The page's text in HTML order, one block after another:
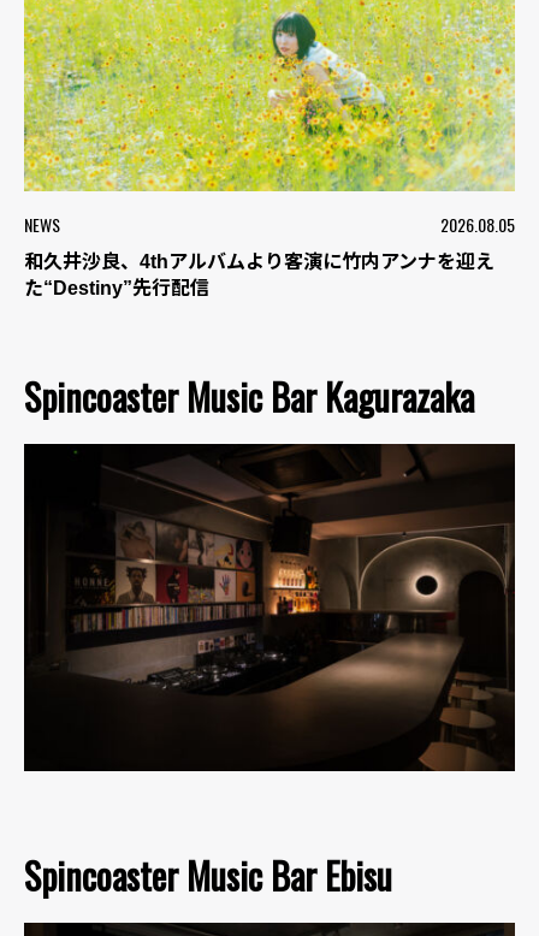
NEWS 2026.08.05
和久井沙良、4thアルバムより客演に竹内アンナを迎え
た“Destiny”先行配信
Spincoaster Music Bar Kagurazaka
Spincoaster Music Bar Ebisu